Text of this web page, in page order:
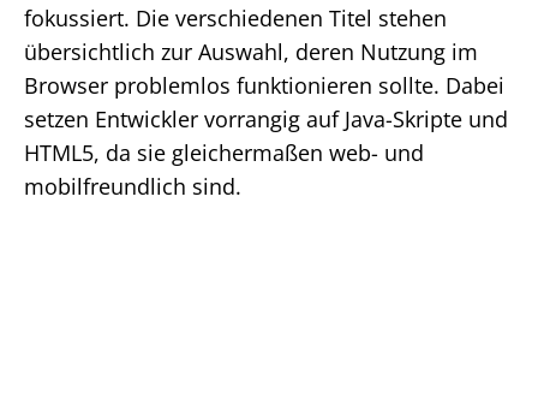
fokussiert. Die verschiedenen Titel stehen
übersichtlich zur Auswahl, deren Nutzung im
Browser problemlos funktionieren sollte. Dabei
setzen Entwickler vorrangig auf Java-Skripte und
HTML5, da sie gleichermaßen web- und
mobilfreundlich sind.